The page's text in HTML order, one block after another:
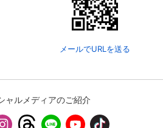
メールでURLを送る
ャルメディアのご紹介